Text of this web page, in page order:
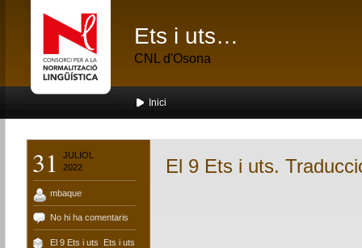
Ets i uts…
CNL d'Osona
Inici
31
JULIOL
2022
mbaque
No hi ha comentaris
El 9 Ets i uts Ets i uts
El 9 Ets i uts.